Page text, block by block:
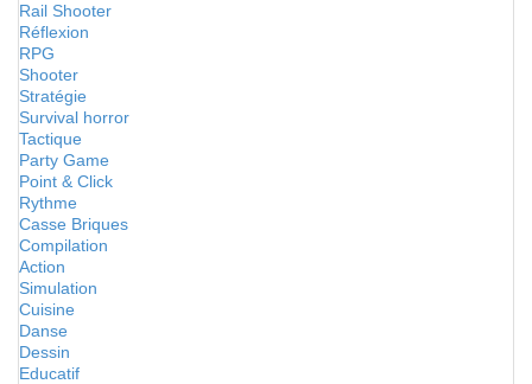
Rail Shooter
Réflexion
RPG
Shooter
Stratégie
Survival horror
Tactique
Party Game
Point & Click
Rythme
Casse Briques
Compilation
Action
Simulation
Cuisine
Danse
Dessin
Educatif